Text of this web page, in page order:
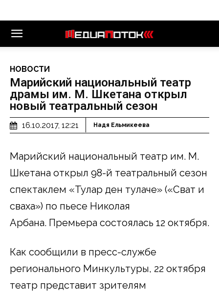
НОВОСТИ
Марийский национальный театр
драмы им. М. Шкетана открыл
новый театральный сезон
16.10.2017, 12:21 Надя Ельмикеева
Марийский национальный театр им. М.
Шкетана открыл 98-й театральный сезон
спектаклем «Тулар ден тулаче» («Сват и
сваха») по пьесе Николая
Арбана. Премьера состоялась 12 октября.
Как сообщили в пресс-службе
регионального Минкультуры, 22 октября
театр представит зрителям